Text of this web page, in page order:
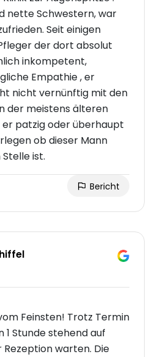
nette Schwestern, war
Seit einigen
der dort absolut
inkompetent,
Empathie , er
nicht vernünftig mit den
der meistens älteren
patzig oder überhaupt
ob dieser Mann
ist.
Bericht
Feinsten! Trotz Termin
1 Stunde stehend auf
warten. Die